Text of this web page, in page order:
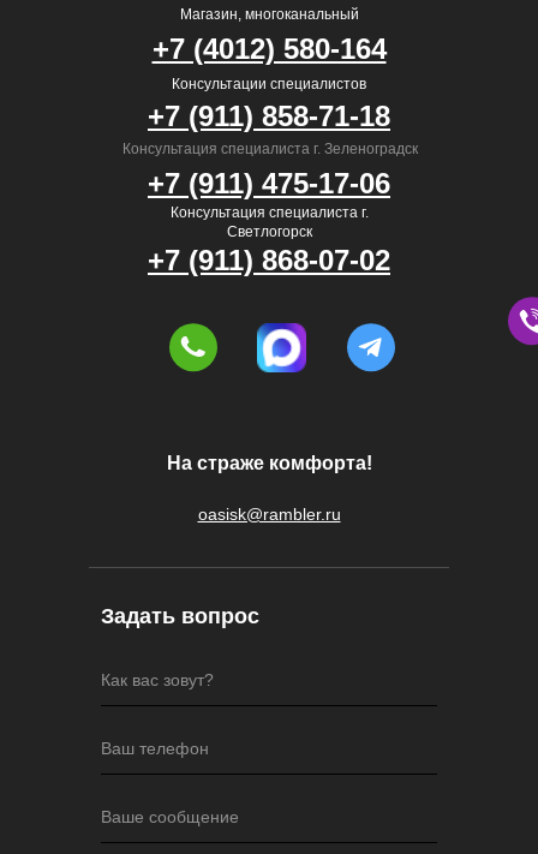
Как вас зовут?
Ваш телефон
Ваше сообщение
oasisk@rambler.ru
На страже комфорта!
Магазин, многоканальный
Консультация специалиста г.
Светлогорск
Консультация специалиста г. Зеленоградск
Консультации специалистов
+7 (911) 858-71-18
+7 (911) 475-17-06
+7 (911) 868-07-02
+7 (4012) 580-164
Задать вопрос